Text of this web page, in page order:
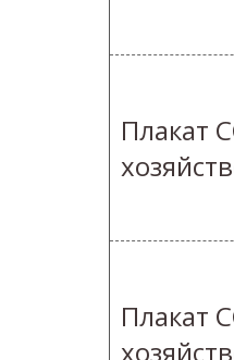
Плакат
Плакат